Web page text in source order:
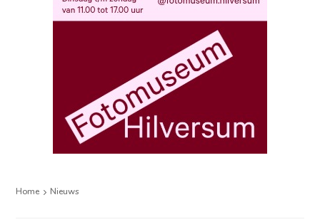
Home Nieuws